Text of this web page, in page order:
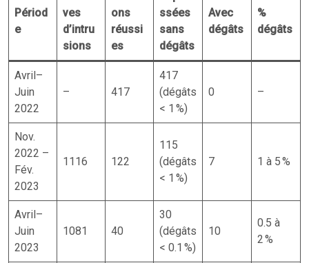
Périod
e
ves
d’intru
sions
ons
réussi
es
ssées
sans
dégâts
Avec
dégâts
%
dégâts
Avril–
Juin
2022
– 417
417
(dégâts
< 1 %)
0 –
Nov.
2022 –
Fév.
2023
1116 122
115
(dégâts
< 1 %)
7 1 à 5 %
Avril–
Juin
2023
1081 40
30
(dégâts
< 0.1 %)
10
0.5 à
2 %